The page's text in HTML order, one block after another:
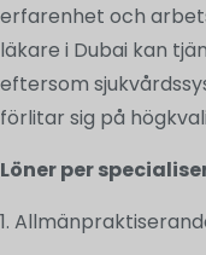
erfarenhet och
läkare i Dubai kan
eftersom
förlitar sig på
Löner per
1.